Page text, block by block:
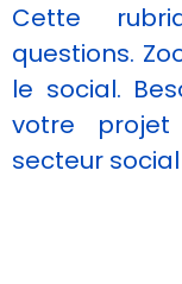
Cette
questions.
le social.
votre projet
secteur social
Statistiques
Afin que nous
puissions
fonctionnalité
et la